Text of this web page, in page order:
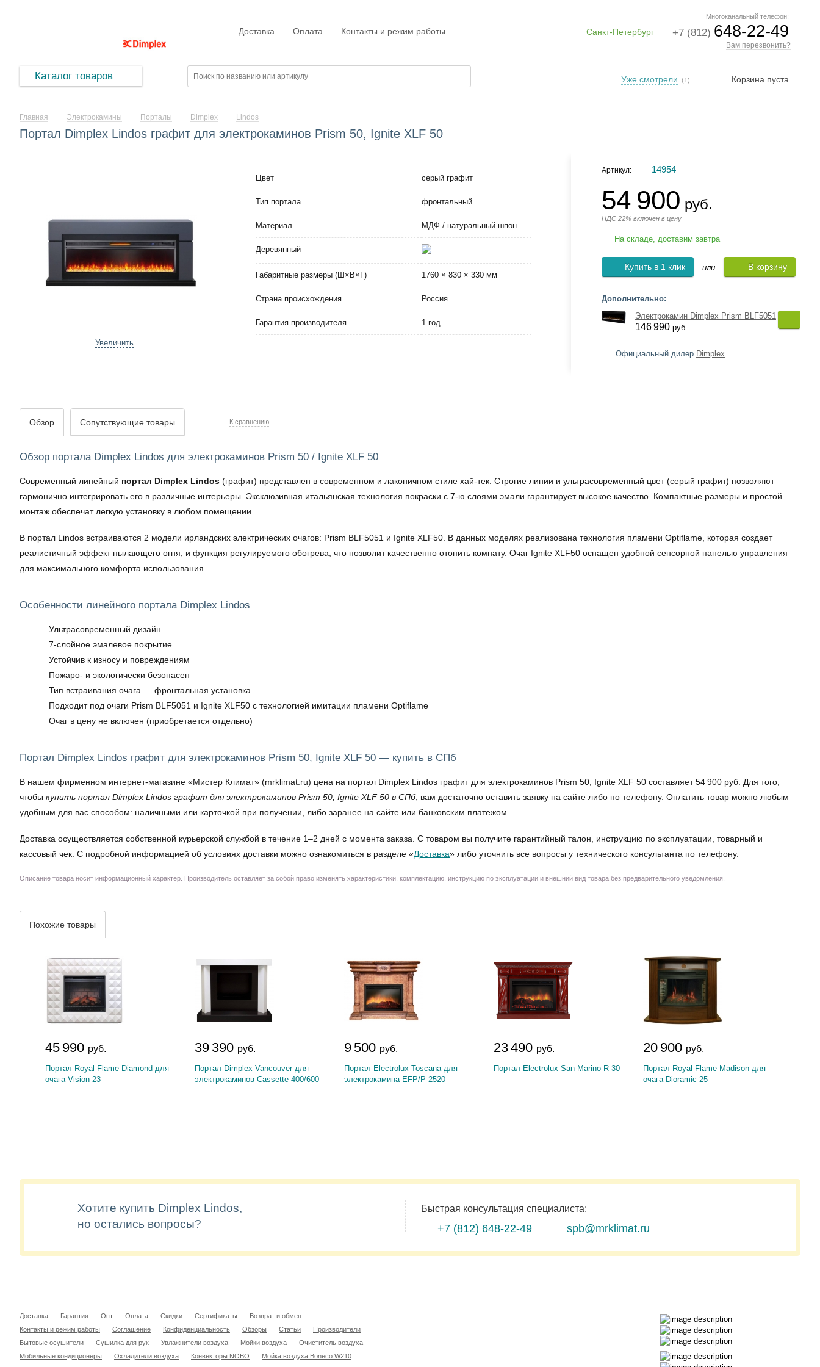
Многоканальный телефон:
+7 (812) 648-22-49
Вам перезвонить?
Санкт-Петербург
Доставка Оплата Контакты и режим работы
Каталог товаров Корзина пуста
Уже смотрели (1)
Главная Электрокамины Порталы Dimplex Lindos
Портал Dimplex Lindos графит для электрокаминов Prism 50, Ignite XLF 50
Увеличить
Цвет серый графит
Тип портала фронтальный
Материал МДФ / натуральный шпон
Деревянный
Габаритные размеры (Ш×В×Г) 1760 × 830 × 330 мм
Страна происхождения Россия
Гарантия производителя 1 год
Артикул: 14954
54 900 руб.
НДС 22% включен в цену
На складе, доставим завтра
Купить в 1 клик или В корзину
Дополнительно:
Электрокамин Dimplex Prism BLF5051
146 990 руб.
Официальный дилер Dimplex
Обзор Сопутствующие товары К сравнению
Обзор портала Dimplex Lindos для электрокаминов Prism 50 / Ignite XLF 50
Современный линейный портал Dimplex Lindos (графит) представлен в современном и лаконичном стиле хай-тек. Строгие линии и ультрасовременный цвет (серый графит) позволяют
гармонично интегрировать его в различные интерьеры. Эксклюзивная итальянская технология покраски с 7-ю слоями эмали гарантирует высокое качество. Компактные размеры и простой
монтаж обеспечат легкую установку в любом помещении.
В портал Lindos встраиваются 2 модели ирландских электрических очагов: Prism BLF5051 и Ignite XLF50. В данных моделях реализована технология пламени Optiflame, которая создает
реалистичный эффект пылающего огня, и функция регулируемого обогрева, что позволит качественно отопить комнату. Очаг Ignite XLF50 оснащен удобной сенсорной панелью управления
для максимального комфорта использования.
Особенности линейного портала Dimplex Lindos
Ультрасовременный дизайн
7-слойное эмалевое покрытие
Устойчив к износу и повреждениям
Пожаро- и экологически безопасен
Тип встраивания очага — фронтальная установка
Подходит под очаги Prism BLF5051 и Ignite XLF50 с технологией имитации пламени Optiflame
Очаг в цену не включен (приобретается отдельно)
Портал Dimplex Lindos графит для электрокаминов Prism 50, Ignite XLF 50 — купить в СПб
В нашем фирменном интернет-магазине «Мистер Климат» (mrklimat.ru) цена на портал Dimplex Lindos графит для электрокаминов Prism 50, Ignite XLF 50 составляет 54 900 руб. Для того,
чтобы купить портал Dimplex Lindos графит для электрокаминов Prism 50, Ignite XLF 50 в СПб, вам достаточно оставить заявку на сайте либо по телефону. Оплатить товар можно любым
удобным для вас способом: наличными или карточкой при получении, либо заранее на сайте или банковским платежом.
Доставка осуществляется собственной курьерской службой в течение 1–2 дней с момента заказа. С товаром вы получите гарантийный талон, инструкцию по эксплуатации, товарный и
кассовый чек. С подробной информацией об условиях доставки можно ознакомиться в разделе «Доставка» либо уточнить все вопросы у технического консультанта по телефону.
Описание товара носит информационный характер. Производитель оставляет за собой право изменять характеристики, комплектацию, инструкцию по эксплуатации и внешний вид товара без предварительного уведомления.
Похожие товары
45 990 руб.
Портал Royal Flame Diamond для
очага Vision 23
39 390 руб.
Портал Dimplex Vancouver для
электрокаминов Cassette 400/600
9 500 руб.
Портал Electrolux Toscana для
электрокамина EFP/P-2520
23 490 руб.
Портал Electrolux San Marino R 30
20 900 руб.
Портал Royal Flame Madison для
очага Dioramic 25
Хотите купить Dimplex Lindos,
но остались вопросы?
Быстрая консультация специалиста:
+7 (812) 648-22-49 spb@mrklimat.ru
Доставка Гарантия Опт Оплата Скидки Сертификаты
Возврат и обмен
Контакты и режим работы
Соглашение Конфиденциальность Обзоры Статьи
Производители
Бытовые осушители
Сушилка для рук Увлажнители воздуха Мойки воздуха
Очиститель воздуха
Мобильные кондиционеры
Охладители воздуха Конвекторы NOBO Мойка воздуха Boneco W210